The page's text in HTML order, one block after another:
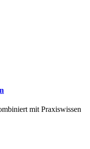
mit Praxiswissen